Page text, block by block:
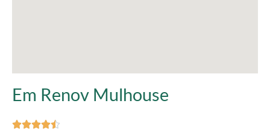
Em Renov Mulhouse
